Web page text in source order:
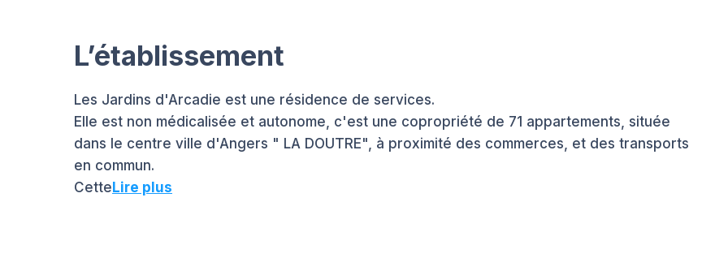
L’établissement
Les Jardins d'Arcadie est une résidence de services.
Elle est non médicalisée et autonome, c'est une copropriété de 71 appartements, située
dans le centre ville d'Angers " LA DOUTRE", à proximité des commerces, et des transports
en commun.
CetteLire plus